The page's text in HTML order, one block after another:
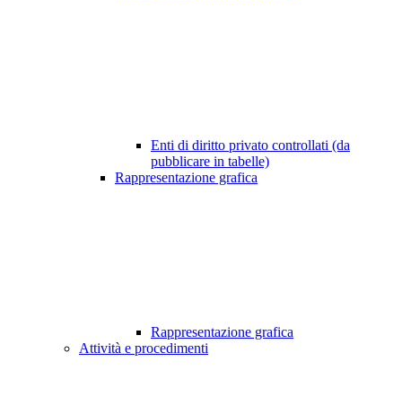
Enti di diritto privato controllati (da
pubblicare in tabelle)
Rappresentazione grafica
Rappresentazione grafica
Attività e procedimenti